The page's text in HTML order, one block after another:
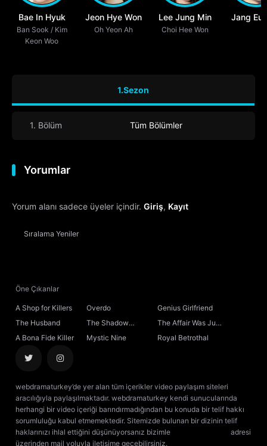
Bae In Hyuk
Ban Sook / Kim
Keon Woo
Jeon Hye Won
Oh Yeon Ah
Lee Jung Min
Choi Hee Won
Jang Eui
1.Sezon
1. Bölüm Tüm Bölümler
Yorumlar
Yorum alanı sadece üyeler içindir. Giriş, Kayıt
Sıralama Yeniler
Öne Çıkanlar
A Shop for Killers Overdo
Genius Girlfriend
The Husband
The Shadow
Sovereign
The Affair Was Just
the Beginning
A Bona Fide Killer Mystic Nine Royal Betrothal
webdramaturkey’de yer alan tüm içerikler video paylaşım siteleri
aracılığıyla paylaşılmaktadır. webdramaturkey kendi sunucularında
herhangi bir video içeriği barındırmadığından bu konuda bir telif hakkı
sorumluluğu kabul etmemektedir. Sitemizde bulunan bir dizinin telif
haklarınızı ihlal ettiğini düşünüyorsanız bizimle
adresi
üzerinden mail yoluyla iletişime geçebilirsiniz.